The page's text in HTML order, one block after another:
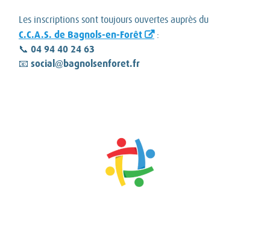
Les inscriptions sont toujours ouvertes auprès du
C.C.A.S. de Bagnols-en-Forêt
:
📞 04 94 40 24 63
📧 social@bagnolsenforet.fr